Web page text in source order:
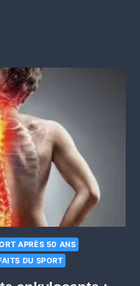
APRÈS 50 ANS
DU SPORT